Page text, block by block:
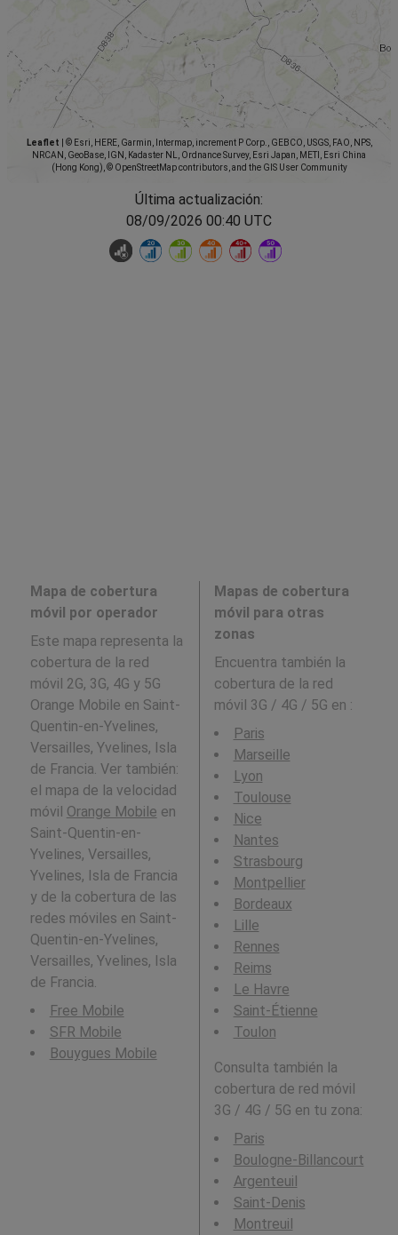
Leaflet
© Esri, HERE, Garmin, Intermap, increment P Corp., GEBCO, USGS, FAO, NPS,
NRCAN, GeoBase, IGN, Kadaster NL, Ordnance Survey, Esri Japan, METI, Esri China
(Hong Kong), © OpenStreetMap contributors, and the GIS User Community
Última actualización:
08/09/2026 00:40 UTC
Mapa de cobertura
móvil por operador
Este mapa representa la
cobertura de la red
móvil 2G, 3G, 4G y 5G
Orange Mobile en Saint-
Quentin-en-Yvelines,
Versailles, Yvelines, Isla
de Francia. Ver también:
el mapa de la velocidad
móvil Orange Mobile en
Saint-Quentin-en-
Yvelines, Versailles,
Yvelines, Isla de Francia
y de la cobertura de las
redes móviles en Saint-
Quentin-en-Yvelines,
Versailles, Yvelines, Isla
de Francia.
Free Mobile
SFR Mobile
Bouygues Mobile
Mapas de cobertura
móvil para otras
zonas
Encuentra también la
cobertura de la red
móvil 3G / 4G / 5G en :
Paris
Marseille
Lyon
Toulouse
Nice
Nantes
Strasbourg
Montpellier
Bordeaux
Lille
Rennes
Reims
Le Havre
Saint-Étienne
Toulon
Consulta también la
cobertura de red móvil
3G / 4G / 5G en tu zona:
Paris
Boulogne-Billancourt
Argenteuil
Saint-Denis
Montreuil